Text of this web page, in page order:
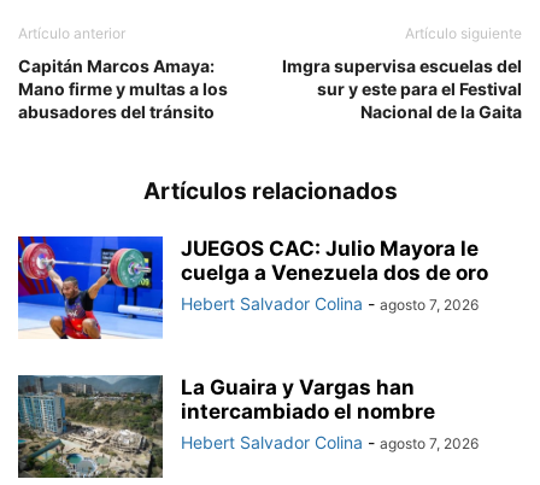
Artículo anterior
Capitán Marcos Amaya:
Mano firme y multas a los
abusadores del tránsito
Artículo siguiente
Imgra supervisa escuelas del
sur y este para el Festival
Nacional de la Gaita
Artículos relacionados
JUEGOS CAC: Julio Mayora le
cuelga a Venezuela dos de oro
Hebert Salvador Colina - agosto 7, 2026
La Guaira y Vargas han
intercambiado el nombre
Hebert Salvador Colina - agosto 7, 2026